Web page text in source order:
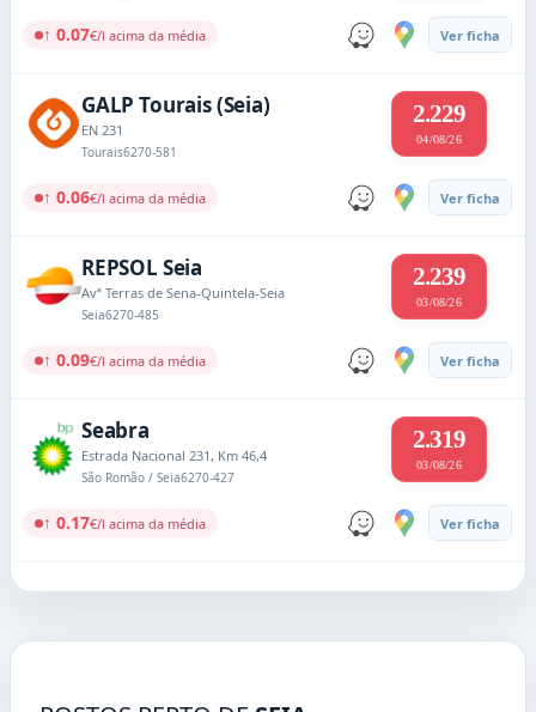
↑ 0.07€/l acima da média Ver ficha
GALP Tourais (Seia)
EN 231
Tourais6270-581
2.229
04/08/26
↑ 0.06€/l acima da média Ver ficha
REPSOL Seia
Avª Terras de Sena-Quintela-Seia
Seia6270-485
2.239
03/08/26
↑ 0.09€/l acima da média Ver ficha
Seabra
Estrada Nacional 231, Km 46,4
São Romão / Seia6270-427
2.319
03/08/26
↑ 0.17€/l acima da média Ver ficha